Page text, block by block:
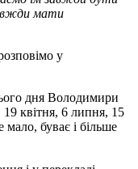
мати
у
дня Володимири
19 квітня, 6 липня, 15
буває і більше